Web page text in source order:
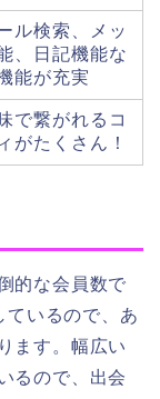
ル検索、メッ
、日記機能な
能が充実
で繋がれるコ
がたくさん！
的な会員数で
いるので、あ
ます。幅広い
るので、出会